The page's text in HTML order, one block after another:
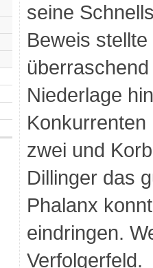
seine
Beweis
Niederlage
zwei und
Dillinger das
Phalanx
eindringen.
Verfolgerfeld.